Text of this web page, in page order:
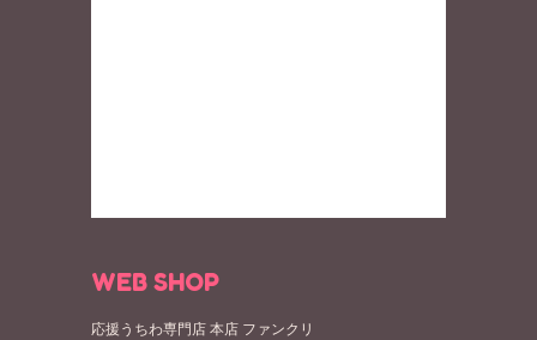
WEB SHOP
応援うちわ専門店 本店 ファンクリ